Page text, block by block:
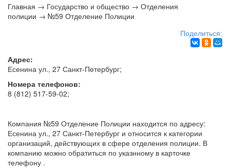
Главная → Государство и общество → Отделения
полиции → №59 Отделение Полиции
Поделиться:
Адрес:
Есенина ул., 27 Санкт-Петербург;
Номера телефонов:
8 (812) 517-59-02;
Компания №59 Отделение Полиции находится по адресу:
Есенина ул., 27 Санкт-Петербург и относится к категории
организаций, действующих в сфере отделения полиции. В
компанию можно обратиться по указнному в карточке
телефону .